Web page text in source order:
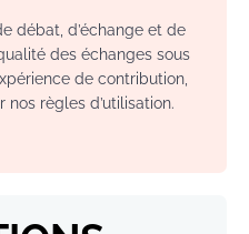
débat, d’échange et de
des échanges sous
de contribution,
nos règles d’utilisation.